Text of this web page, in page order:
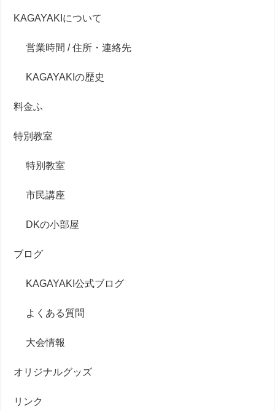
KAGAYAKIについて
営業時間 / 住所・連絡先
KAGAYAKIの歴史
料金ふ
特別教室
特別教室
市民講座
DKの小部屋
ブログ
KAGAYAKI公式ブログ
よくある質問
大会情報
オリジナルグッズ
リンク